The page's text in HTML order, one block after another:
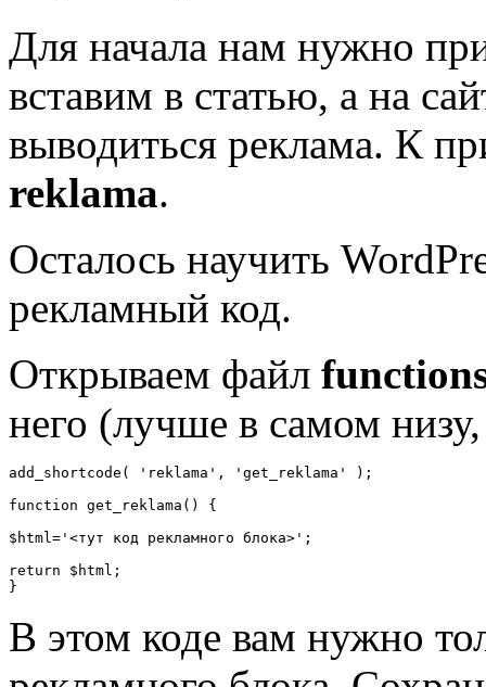
Для начала нам нужно
вставим в статью, а на
выводиться реклама. К
reklama.
Осталось научить
рекламный код.
Открываем файл
него (лучше в самом
add_shortcode( 'reklama', 'get_reklama' );
function get_reklama() {
$html='<тут код рекламного блока>';
return $html;
В этом коде вам нужно